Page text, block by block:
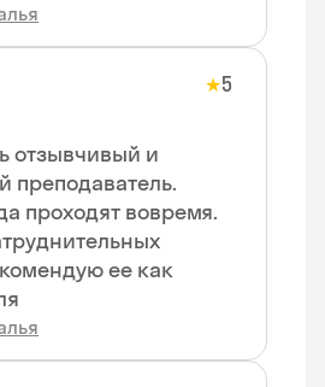
★5
отзывчивый и
преподаватель.
проходят вовремя.
ее как